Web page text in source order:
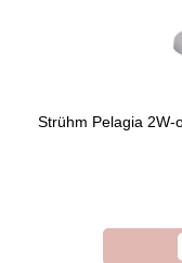
Strühm Pelagia 2W-